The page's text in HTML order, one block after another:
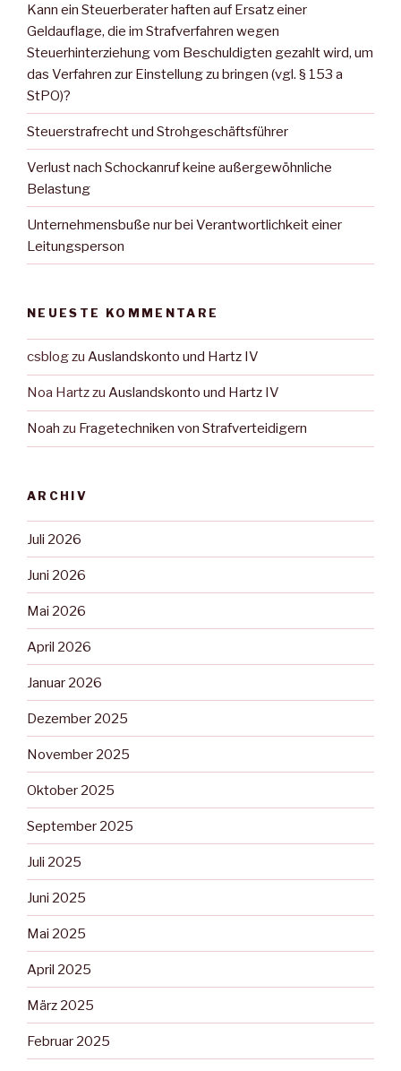
Kann ein Steuerberater haften auf Ersatz einer
Geldauflage, die im Strafverfahren wegen
Steuerhinterziehung vom Beschuldigten gezahlt wird, um
das Verfahren zur Einstellung zu bringen (vgl. § 153 a
StPO)?
Steuerstrafrecht und Strohgeschäftsführer
Verlust nach Schockanruf keine außergewöhnliche
Belastung
Unternehmensbuße nur bei Verantwortlichkeit einer
Leitungsperson
NEUESTE KOMMENTARE
csblogzu Auslandskonto und Hartz IV
Noa Hartzzu Auslandskonto und Hartz IV
Noah zu Fragetechniken von Strafverteidigern
ARCHIV
Juli 2026
Juni 2026
Mai 2026
April 2026
Januar 2026
Dezember 2025
November 2025
Oktober 2025
September 2025
Juli 2025
Juni 2025
Mai 2025
April 2025
März 2025
Februar 2025